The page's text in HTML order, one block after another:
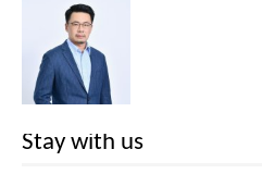
Stay with us